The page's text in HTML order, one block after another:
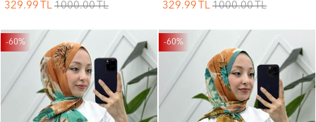
329.99 TL 1000.00TL 329.99 TL 1000.00TL
-60% -60%